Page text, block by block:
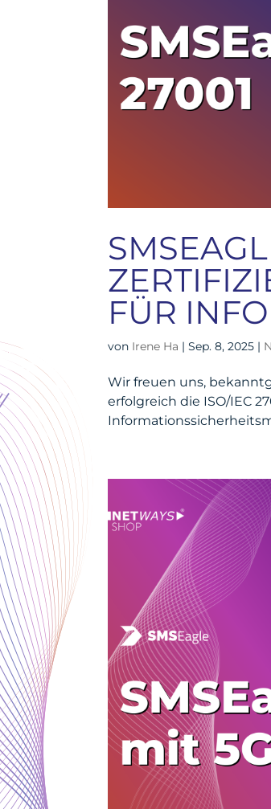
FÜR
von Irene Ha |Sep. 8, 2025 |
Wir freuen uns,
erfolgreich die ISO/IEC